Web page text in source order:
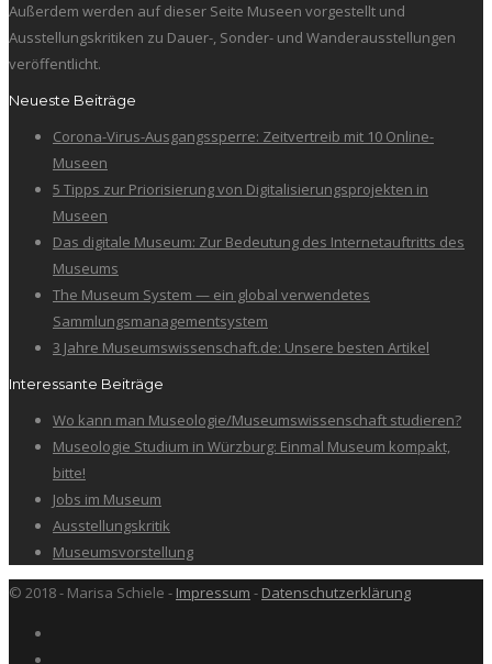
Außerdem werden auf dieser Seite Museen vorgestellt und
Ausstellungskritiken zu Dauer-, Sonder- und Wanderausstellungen
veröffentlicht.
Neueste Beiträge
Corona-Virus-Ausgangssperre: Zeitvertreib mit 10 Online-
Museen
5 Tipps zur Priorisierung von Digitalisierungsprojekten in
Museen
Das digitale Museum: Zur Bedeutung des Internetauftritts des
Museums
The Museum System — ein global verwendetes
Sammlungsmanagementsystem
3 Jahre Museumswissenschaft.de: Unsere besten Artikel
Interessante Beiträge
Wo kann man Museologie/Museumswissenschaft studieren?
Museologie Studium in Würzburg: Einmal Museum kompakt,
bitte!
Jobs im Museum
Ausstellungskritik
Museumsvorstellung
© 2018 - Marisa Schiele - Impressum - Datenschutzerklärung